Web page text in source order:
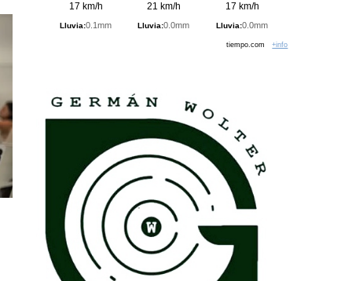
17 km/h
Lluvia:0.1mm
21 km/h
Lluvia:0.0mm
17 km/h
Lluvia:0.0mm
tiempo.com+info